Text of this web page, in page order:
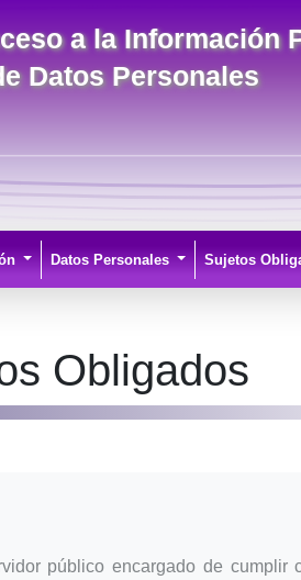
a la Información
Datos Personales
Datos Personales Sujetos
Obligados
público encargado de